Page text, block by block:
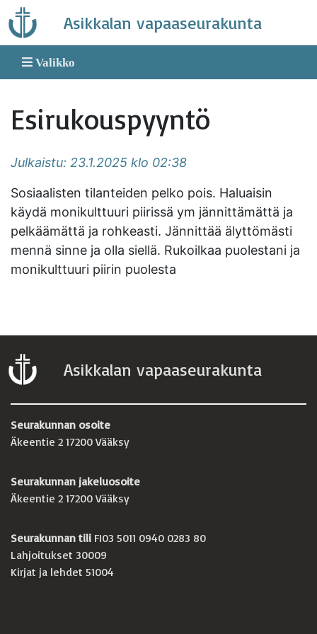
Skip
to
content
Asikkalan vapaaseurakunta
Valikko
Esirukouspyyntö
Julkaistu: 23.1.2025 klo 02:38
Sosiaalisten tilanteiden pelko pois. Haluaisin
käydä monikulttuuri piirissä ym jännittämättä ja
pelkäämättä ja rohkeasti. Jännittää älyttömästi
mennä sinne ja olla siellä. Rukoilkaa puolestani ja
monikulttuuri piirin puolesta
Asikkalan vapaaseurakunta
Seurakunnan osoite
Äkeentie 2 17200 Vääksy
Seurakunnan jakeluosoite
Äkeentie 2 17200 Vääksy
Seurakunnan tili FI03 5011 0940 0283 80
Lahjoitukset 30009
Kirjat ja lehdet 51004